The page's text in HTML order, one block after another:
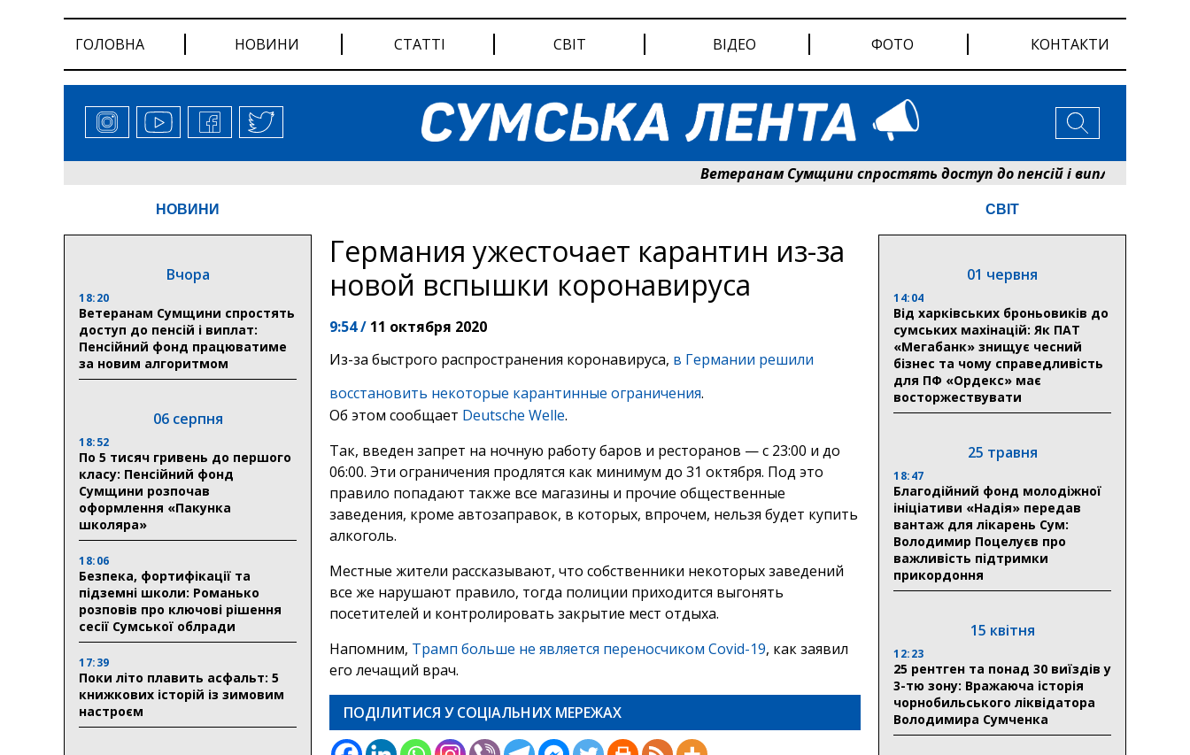
ГОЛОВНА НОВИНИ СТАТТІ СВІТ ВІДЕО ФОТО КОНТАКТИ
Ветеранам Сумщини спростять доступ до пенсій і виплат:
НОВИНИ
Вчора
18:20
Ветеранам Сумщини спростять
доступ до пенсій і виплат:
Пенсійний фонд працюватиме
за новим алгоритмом
06 серпня
18:52
По 5 тисяч гривень до першого
класу: Пенсійний фонд
Сумщини розпочав
оформлення «Пакунка
школяра»
18:06
Безпека, фортифікації та
підземні школи: Романько
розповів про ключові рішення
сесії Сумської облради
17:39
Поки літо плавить асфальт: 5
книжкових історій із зимовим
настроєм
Германия ужесточает карантин из-за
новой вспышки коронавируса
9:54 / 11 октября 2020
Из-за быстрого распространения коронавируса, в Германии решили
восстановить некоторые карантинные ограничения.
Об этом сообщает Deutsche Welle.
Так, введен запрет на ночную работу баров и ресторанов — c 23:00 и до
06:00. Эти ограничения продлятся как минимум до 31 октября. Под это
правило попадают также все магазины и прочие общественные
заведения, кроме автозаправок, в которых, впрочем, нельзя будет купить
алкоголь.
Местные жители рассказывают, что собственники некоторых заведений
все же нарушают правило, тогда полиции приходится выгонять
посетителей и контролировать закрытие мест отдыха.
Напомним, Трамп больше не является переносчиком Covid-19, как заявил
его лечащий врач.
ПОДІЛИТИСЯ У СОЦІАЛЬНИХ МЕРЕЖАХ
СВІТ
01 червня
14:04
Від харківських броньовиків до
сумських махінацій: Як ПАТ
«Мегабанк» знищує чесний
бізнес та чому справедливість
для ПФ «Ордекс» має
восторжествувати
25 травня
18:47
Благодійний фонд молодіжної
ініціативи «Надія» передав
вантаж для лікарень Сум:
Володимир Поцелуєв про
важливість підтримки
прикордоння
15 квітня
12:23
25 рентген та понад 30 виїздів у
3-тю зону: Вражаюча історія
чорнобильського ліквідатора
Володимира Сумченка